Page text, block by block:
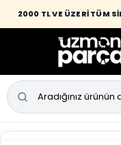
2000 TL VE ÜZERİ TÜM
Desi / hacim sınırını